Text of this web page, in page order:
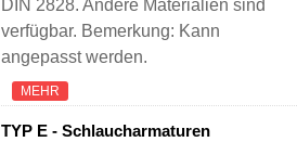
DIN 2828. Andere Materialien sind
verfügbar. Bemerkung: Kann
angepasst werden.
MEHR
TYP E - Schlaucharmaturen